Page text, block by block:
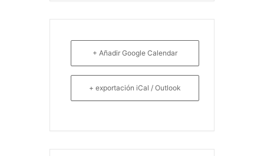
+ Añadir Google Calendar
+ exportación iCal / Outlook